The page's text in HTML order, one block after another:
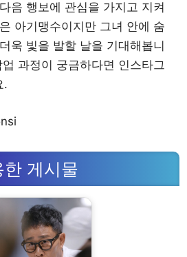
음 행보에 관심을 가지고 지켜
아기맹수이지만 그녀 안에 숨
욱 빛을 발할 날을 기대해봅니
과정이 궁금하다면 인스타그
.
게시물